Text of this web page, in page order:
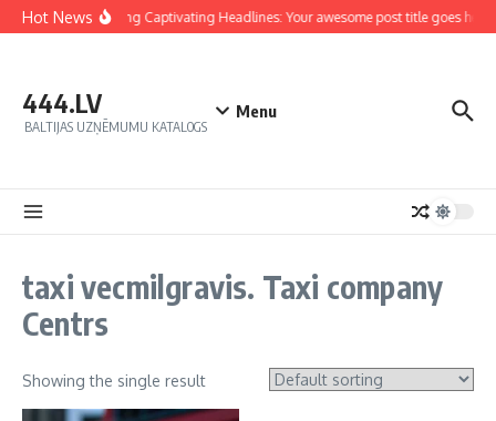
Hot NewsCrafting Captivating Headlines: Your awesome post title goes here
444.LV
BALTIJAS UZŅĒMUMU KATALOGS
Menu
taxi vecmilgravis. Taxi company
Centrs
Showing the single result